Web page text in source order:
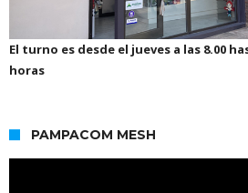
El turno es desde el jueves a las 8.00
horas
PAMPACOM MESH